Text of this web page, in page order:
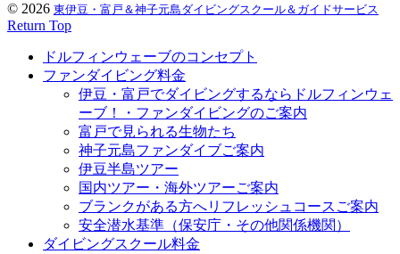
© 2026 東伊豆・富戸＆神子元島ダイビングスクール＆ガイドサービス
Return Top
ドルフィンウェーブのコンセプト
ファンダイビング料金
伊豆・富戸でダイビングするならドルフィンウェ
ーブ！・ファンダイビングのご案内
富戸で見られる生物たち
神子元島ファンダイブご案内
伊豆半島ツアー
国内ツアー・海外ツアーご案内
ブランクがある方へリフレッシュコースご案内
安全潜水基準（保安庁・その他関係機関）
ダイビングスクール料金